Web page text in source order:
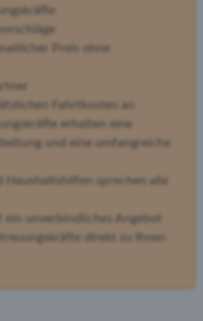
Preis ohne
Fahrtkosten an
erhalten eine
und eine umfangreiche
Haushaltshilfen sprechen alle
ein unverbindliches Angebot
direkt zu Ihnen